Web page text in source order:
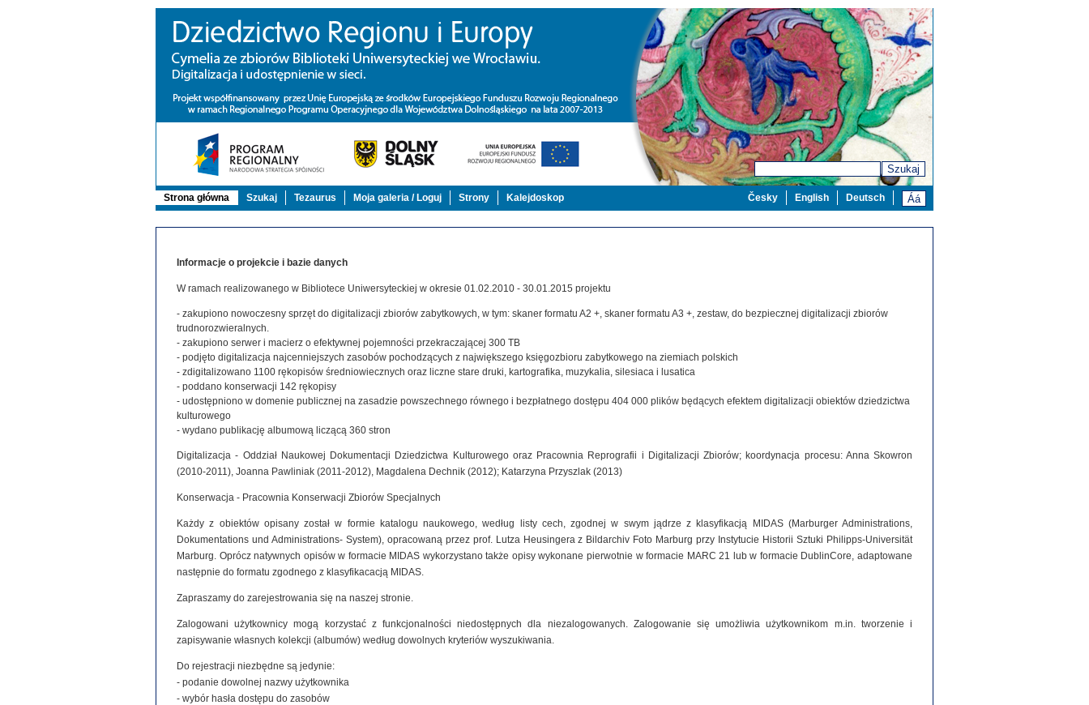
Szukaj
Strona główna Szukaj Tezaurus Moja galeria / Loguj Strony Kalejdoskop Deutsch
English
Česky
Informacje o projekcie i bazie danych
W ramach realizowanego w Bibliotece Uniwersyteckiej w okresie 01.02.2010 - 30.01.2015 projektu
- zakupiono nowoczesny sprzęt do digitalizacji zbiorów zabytkowych, w tym: skaner formatu A2 +, skaner formatu A3 +, zestaw, do bezpiecznej digitalizacji zbiorów
trudnorozwieralnych.
- zakupiono serwer i macierz o efektywnej pojemności przekraczającej 300 TB
- podjęto digitalizacja najcenniejszych zasobów pochodzących z największego księgozbioru zabytkowego na ziemiach polskich
- zdigitalizowano 1100 rękopisów średniowiecznych oraz liczne stare druki, kartografika, muzykalia, silesiaca i lusatica
- poddano konserwacji 142 rękopisy
- udostępniono w domenie publicznej na zasadzie powszechnego równego i bezpłatnego dostępu 404 000 plików będących efektem digitalizacji obiektów dziedzictwa
kulturowego
- wydano publikację albumową liczącą 360 stron
Digitalizacja - Oddział Naukowej Dokumentacji Dziedzictwa Kulturowego oraz Pracownia Reprografii i Digitalizacji Zbiorów; koordynacja procesu: Anna Skowron
(2010-2011), Joanna Pawliniak (2011-2012), Magdalena Dechnik (2012); Katarzyna Przyszlak (2013)
Konserwacja - Pracownia Konserwacji Zbiorów Specjalnych
Każdy z obiektów opisany został w formie katalogu naukowego, według listy cech, zgodnej w swym jądrze z klasyfikacją MIDAS (Marburger Administrations,
Dokumentations und Administrations- System), opracowaną przez prof. Lutza Heusingera z Bildarchiv Foto Marburg przy Instytucie Historii Sztuki Philipps-Universität
Marburg. Oprócz natywnych opisów w formacie MIDAS wykorzystano także opisy wykonane pierwotnie w formacie MARC 21 lub w formacie DublinCore, adaptowane
następnie do formatu zgodnego z klasyfikacacją MIDAS.
Zapraszamy do zarejestrowania się na naszej stronie.
Zalogowani użytkownicy mogą korzystać z funkcjonalności niedostępnych dla niezalogowanych. Zalogowanie się umożliwia użytkownikom m.in. tworzenie i
zapisywanie własnych kolekcji (albumów) według dowolnych kryteriów wyszukiwania.
Do rejestracji niezbędne są jedynie:
- podanie dowolnej nazwy użytkownika
- wybór hasła dostępu do zasobów